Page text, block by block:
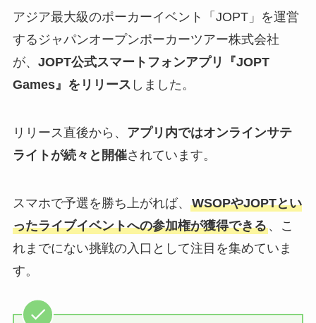
アジア最大級のポーカーイベント「JOPT」を運営
するジャパンオープンポーカーツアー株式会社
が、 JOPT公式スマートフォンアプリ『JOPT
Games』をリリース しました。
リリース直後から、 アプリ内ではオンラインサテ
ライトが続々と開催されています。
スマホで予選を勝ち上がれば、 WSOPやJOPTとい
ったライブイベントへの参加権が獲得できる、こ
れまでにない挑戦の入口として注目を集めていま
す。